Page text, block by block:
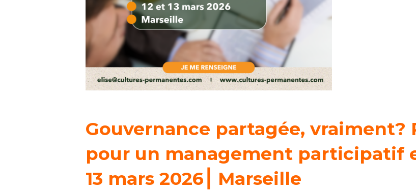
Gouvernance partagée, vraiment?
pour un management participatif
13 mars 2026⎮ Marseille